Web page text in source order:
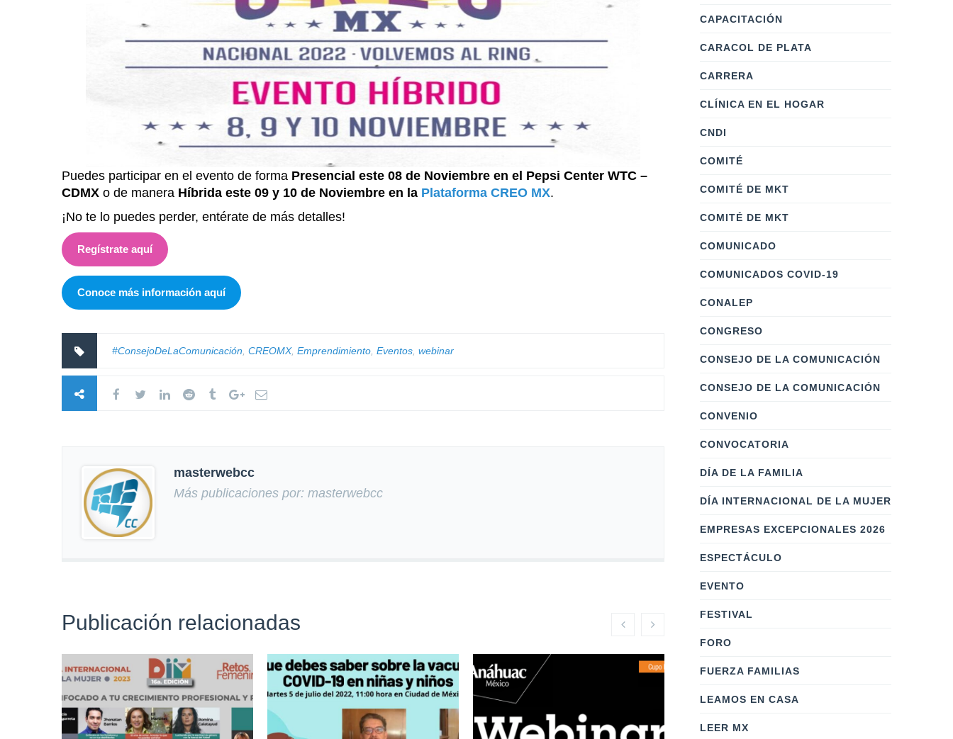
Puedes participar en el evento de forma Presencial este 08 de Noviembre en el Pepsi Center WTC –
CDMX o de manera Híbrida este 09 y 10 de Noviembre en la Plataforma CREO MX.
¡No te lo puedes perder, entérate de más detalles!
Regístrate aquí
Conoce más información aquí
#ConsejoDeLaComunicación, CREOMX, Emprendimiento, Eventos, webinar
masterwebcc
Más publicaciones por: masterwebcc
Publicación relacionadas
CAPACITACIÓN
CARACOL DE PLATA
CARRERA
CLÍNICA EN EL HOGAR
CNDI
COMITÉ
COMITÉ DE MKT
COMITÉ DE MKT
COMUNICADO
COMUNICADOS COVID-19
CONALEP
CONGRESO
CONSEJO DE LA COMUNICACIÓN
CONSEJO DE LA COMUNICACIÓN
CONVENIO
CONVOCATORIA
DÍA DE LA FAMILIA
DÍA INTERNACIONAL DE LA MUJER
EMPRESAS EXCEPCIONALES 2026
ESPECTÁCULO
EVENTO
FESTIVAL
FORO
FUERZA FAMILIAS
LEAMOS EN CASA
LEER MX